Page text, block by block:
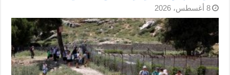
8 أغسطس، 2026